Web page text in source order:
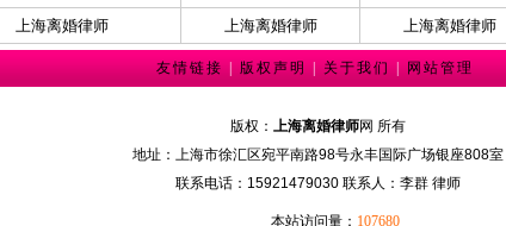
上海离婚律师 上海离婚律师 上海离婚律师
友情链接 版权声明 关于我们 网站管理
版权： 上海离婚律师网 所有
地址：上海市徐汇区宛平南路98号永丰国际广场银座808室
联系电话：15921479030 联系人：李群 律师
本站访问量： 107680